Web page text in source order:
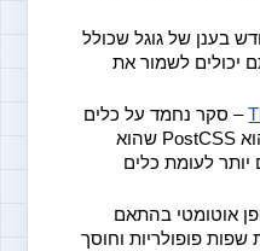
– שירות חדש בענן של גוגל שכולל
גם 5GB לאחסון מידע, כך שאתם יכולים לשמור את
ל–FE. כלי מעניין שמוזכר שם הוא PostCSS שהוא
לסביבת הפיתוח. תומך בעשרות שפות פופולריות וחוסך